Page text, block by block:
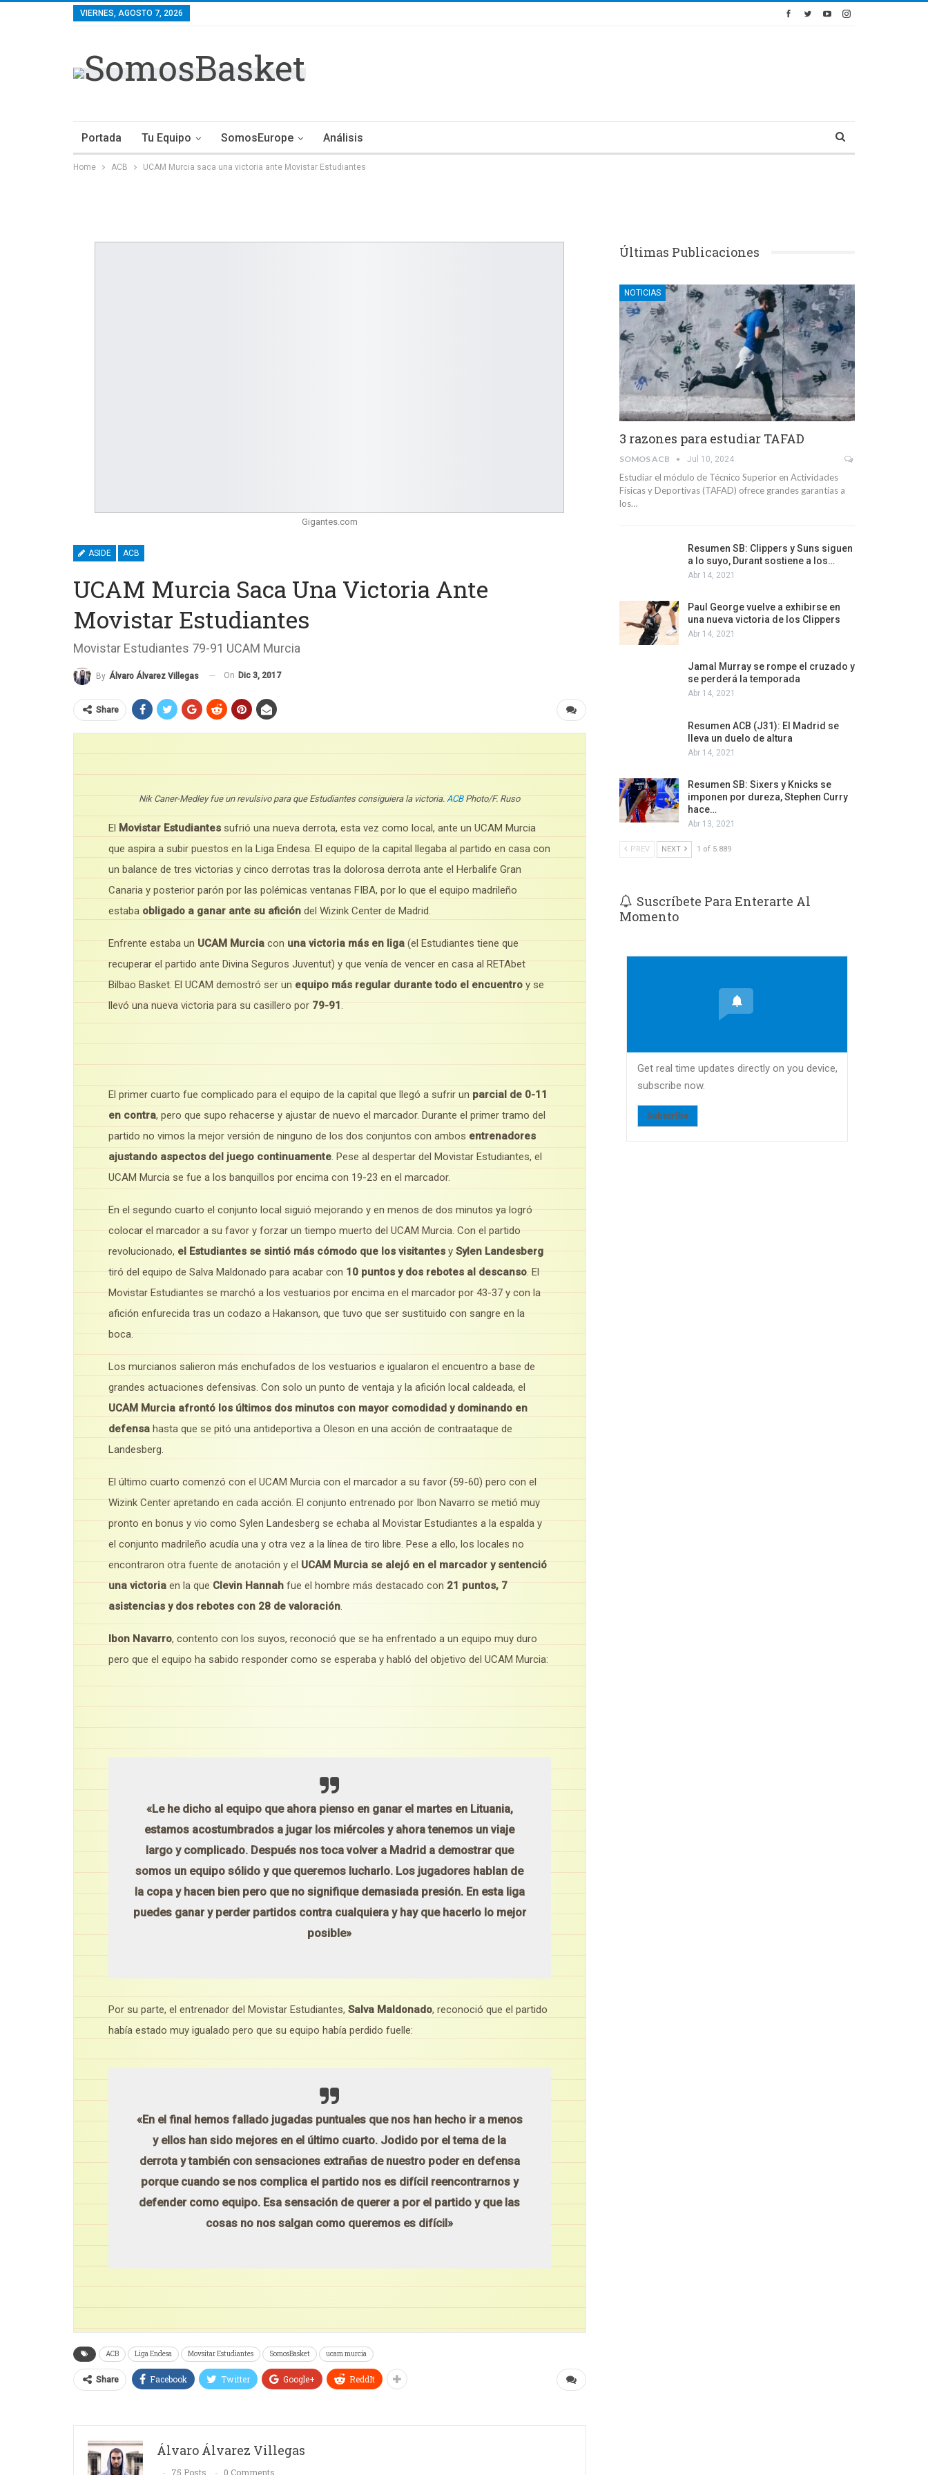
VIERNES, AGOSTO 7, 2026
Portada Tu Equipo SomosEurope Análisis
Home ACB UCAM Murcia saca una victoria ante Movistar Estudiantes
Gigantes.com
ASIDE ACB
UCAM Murcia Saca Una Victoria Ante
Movistar Estudiantes
Movistar Estudiantes 79-91 UCAM Murcia
By Álvaro Álvarez Villegas On Dic 3, 2017
Share
Nik Caner-Medley fue un revulsivo para que Estudiantes consiguiera la victoria. ACBPhoto/F. Ruso
El Movistar Estudiantes sufrió una nueva derrota, esta vez como local, ante un UCAM Murcia
que aspira a subir puestos en la Liga Endesa. El equipo de la capital llegaba al partido en casa con
un balance de tres victorias y cinco derrotas tras la dolorosa derrota ante el Herbalife Gran
Canaria y posterior parón por las polémicas ventanas FIBA, por lo que el equipo madrileño
estaba obligado a ganar ante su afición del Wizink Center de Madrid.
Enfrente estaba un UCAM Murcia con una victoria más en liga (el Estudiantes tiene que
recuperar el partido ante Divina Seguros Juventut) y que venía de vencer en casa al RETAbet
Bilbao Basket. El UCAM demostró ser un equipo más regular durante todo el encuentro y se
llevó una nueva victoria para su casillero por 79-91.
El primer cuarto fue complicado para el equipo de la capital que llegó a sufrir un parcial de 0-11
en contra, pero que supo rehacerse y ajustar de nuevo el marcador. Durante el primer tramo del
partido no vimos la mejor versión de ninguno de los dos conjuntos con ambos entrenadores
ajustando aspectos del juego continuamente. Pese al despertar del Movistar Estudiantes, el
UCAM Murcia se fue a los banquillos por encima con 19-23 en el marcador.
En el segundo cuarto el conjunto local siguió mejorando y en menos de dos minutos ya logró
colocar el marcador a su favor y forzar un tiempo muerto del UCAM Murcia. Con el partido
revolucionado, el Estudiantes se sintió más cómodo que los visitantes y Sylen Landesberg
tiró del equipo de Salva Maldonado para acabar con 10 puntos y dos rebotes al descanso. El
Movistar Estudiantes se marchó a los vestuarios por encima en el marcador por 43-37 y con la
afición enfurecida tras un codazo a Hakanson, que tuvo que ser sustituido con sangre en la
boca.
Los murcianos salieron más enchufados de los vestuarios e igualaron el encuentro a base de
grandes actuaciones defensivas. Con solo un punto de ventaja y la afición local caldeada, el
UCAM Murcia afrontó los últimos dos minutos con mayor comodidad y dominando en
defensa hasta que se pitó una antideportiva a Oleson en una acción de contraataque de
Landesberg.
El último cuarto comenzó con el UCAM Murcia con el marcador a su favor (59-60) pero con el
Wizink Center apretando en cada acción. El conjunto entrenado por Ibon Navarro se metió muy
pronto en bonus y vio como Sylen Landesberg se echaba al Movistar Estudiantes a la espalda y
el conjunto madrileño acudía una y otra vez a la línea de tiro libre. Pese a ello, los locales no
encontraron otra fuente de anotación y el UCAM Murcia se alejó en el marcador y sentenció
una victoria en la que Clevin Hannah fue el hombre más destacado con 21 puntos, 7
asistencias y dos rebotes con 28 de valoración.
Ibon Navarro, contento con los suyos, reconoció que se ha enfrentado a un equipo muy duro
pero que el equipo ha sabido responder como se esperaba y habló del objetivo del UCAM Murcia:
«Le he dicho al equipo que ahora pienso en ganar el martes en Lituania,
estamos acostumbrados a jugar los miércoles y ahora tenemos un viaje
largo y complicado. Después nos toca volver a Madrid a demostrar que
somos un equipo sólido y que queremos lucharlo. Los jugadores hablan de
la copa y hacen bien pero que no signifique demasiada presión. En esta liga
puedes ganar y perder partidos contra cualquiera y hay que hacerlo lo mejor
posible»
Por su parte, el entrenador del Movistar Estudiantes, Salva Maldonado, reconoció que el partido
había estado muy igualado pero que su equipo había perdido fuelle:
«En el final hemos fallado jugadas puntuales que nos han hecho ir a menos
y ellos han sido mejores en el último cuarto. Jodido por el tema de la
derrota y también con sensaciones extrañas de nuestro poder en defensa
porque cuando se nos complica el partido nos es difícil reencontrarnos y
defender como equipo. Esa sensación de querer a por el partido y que las
cosas no nos salgan como queremos es difícil»
ACB Liga Endesa Movsitar Estudiantes SomosBasket ucam murcia
Share Facebook Twitter Google+ ReddIt
Álvaro Álvarez Villegas
75 Posts 0 Comments
Últimas Publicaciones
NOTICIAS
3 razones para estudiar TAFAD
SOMOS ACB Jul 10, 2024
Estudiar el módulo de Técnico Superior en Actividades
Físicas y Deportivas (TAFAD) ofrece grandes garantías a
los…
Resumen SB: Clippers y Suns siguen
a lo suyo, Durant sostiene a los…
Abr 14, 2021
Paul George vuelve a exhibirse en
una nueva victoria de los Clippers
Abr 14, 2021
Jamal Murray se rompe el cruzado y
se perderá la temporada
Abr 14, 2021
Resumen ACB (J31): El Madrid se
lleva un duelo de altura
Abr 14, 2021
Resumen SB: Sixers y Knicks se
imponen por dureza, Stephen Curry
hace…
Abr 13, 2021
PREV NEXT 1 of 5.889
Suscríbete Para Enterarte Al
Momento
Get real time updates directly on you device,
subscribe now.
Subscribe